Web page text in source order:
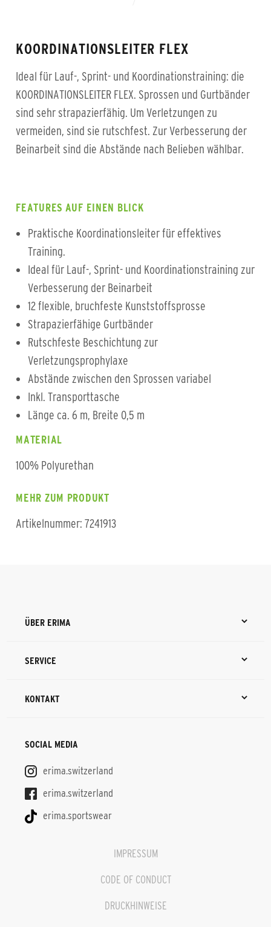
KOORDINATIONSLEITER FLEX
Ideal für Lauf-, Sprint- und Koordinationstraining: die
KOORDINATIONSLEITER FLEX. Sprossen und Gurtbänder
sind sehr strapazierfähig. Um Verletzungen zu
vermeiden, sind sie rutschfest. Zur Verbesserung der
Beinarbeit sind die Abstände nach Belieben wählbar.
FEATURES AUF EINEN BLICK
Praktische Koordinationsleiter für effektives
Training.
Ideal für Lauf-, Sprint- und Koordinationstraining zur
Verbesserung der Beinarbeit
12 flexible, bruchfeste Kunststoffsprosse
Strapazierfähige Gurtbänder
Rutschfeste Beschichtung zur
Verletzungsprophylaxe
Abstände zwischen den Sprossen variabel
Inkl. Transporttasche
Länge ca. 6 m, Breite 0,5 m
MATERIAL
100% Polyurethan
MEHR ZUM PRODUKT
Artikelnummer: 7241913
ÜBER ERIMA
SERVICE
KONTAKT
SOCIAL MEDIA
erima.switzerland
erima.switzerland
erima.sportswear
IMPRESSUM
CODE OF CONDUCT
DRUCKHINWEISE